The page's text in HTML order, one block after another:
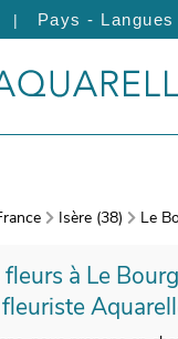
| Pays -
Isère (38) Le
à Le